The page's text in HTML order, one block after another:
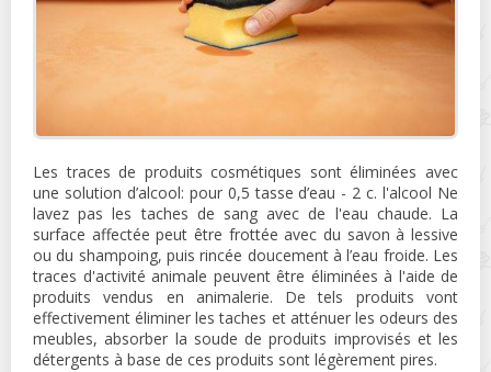
Les traces de produits cosmétiques sont éliminées avec
une solution d’alcool: pour 0,5 tasse d’eau - 2 c. l'alcool Ne
lavez pas les taches de sang avec de l'eau chaude. La
surface affectée peut être frottée avec du savon à lessive
ou du shampoing, puis rincée doucement à l’eau froide. Les
traces d'activité animale peuvent être éliminées à l'aide de
produits vendus en animalerie. De tels produits vont
effectivement éliminer les taches et atténuer les odeurs des
meubles, absorber la soude de produits improvisés et les
détergents à base de ces produits sont légèrement pires.